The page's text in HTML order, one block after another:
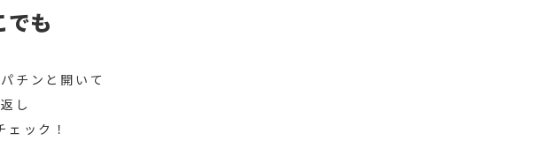
でも
チンと開いて
し
ック！